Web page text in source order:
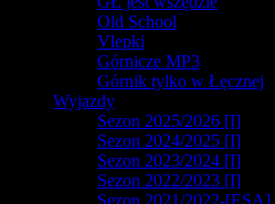
Old School
Vlepki
Górnicze MP3
Górnik tylko w Łęcznej
Wyjazdy
Sezon 2025/2026 [I]
Sezon 2024/2025 [I]
Sezon 2023/2024 [I]
Sezon 2022/2023 [I]
Sezon 2021/2022-[ESA]